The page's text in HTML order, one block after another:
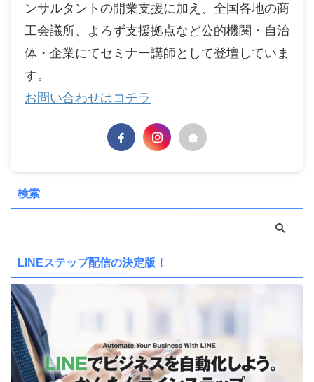
ンサルタントの開業支援に加え、全国各地の商
工会議所、よろず支援拠点など公的機関・自治
体・企業にてセミナー講師として登壇していま
す。
お問い合わせはコチラ
検索
LINEステップ配信の決定版！